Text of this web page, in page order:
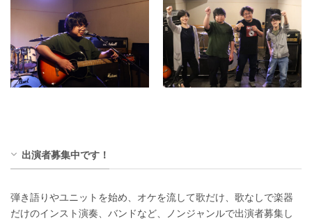
出演者募集中です！
弾き語りやユニットを始め、オケを流して歌だけ、歌なしで楽器
だけのインスト演奏、バンドなど、ノンジャンルで出演者募集し